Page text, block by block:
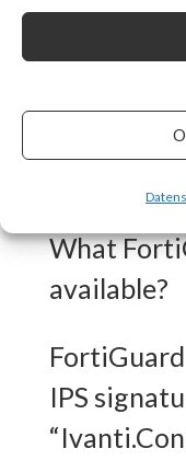
wild.
patches
made
What
available?
FortiGuard
IPS